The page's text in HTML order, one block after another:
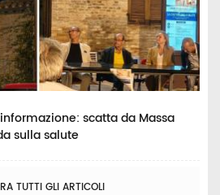
scatta da Massa
sulla salute
TUTTI GLI ARTICOLI